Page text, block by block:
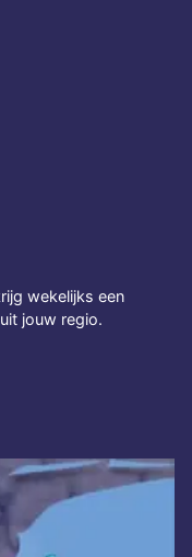
wekelijks een
jouw regio.